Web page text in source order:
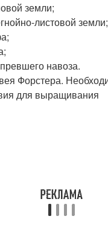
земли;
листовой земли;
навоза.